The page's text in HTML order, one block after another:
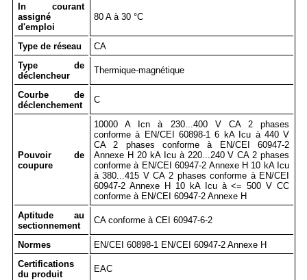
In courant
assigné
d'emploi
80 A à 30 °C
Type de réseau
CA
Type de
déclencheur
Thermique-magnétique
Courbe de
déclenchement
C
Pouvoir de
coupure
10000 A Icn à 230...400 V CA 2 phases
conforme à EN/CEI 60898-1 6 kA Icu à 440 V
CA 2 phases conforme à EN/CEI 60947-2
Annexe H 20 kA Icu à 220...240 V CA 2 phases
conforme à EN/CEI 60947-2 Annexe H 10 kA Icu
à 380...415 V CA 2 phases conforme à EN/CEI
60947-2 Annexe H 10 kA Icu à <= 500 V CC
conforme à EN/CEI 60947-2 Annexe H
Aptitude au
sectionnement
CA conforme à CEI 60947-6-2
Normes
EN/CEI 60898-1 EN/CEI 60947-2 Annexe H
Certifications
du produit
EAC